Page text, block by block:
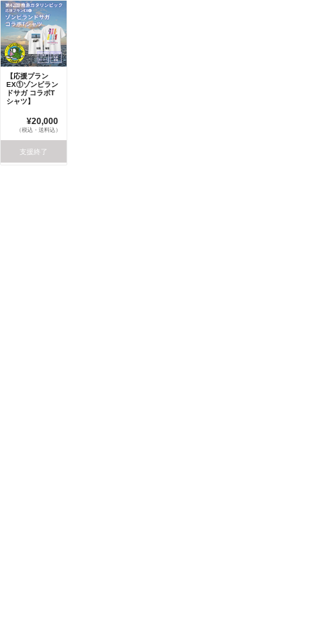
【応援プラン
EX①ゾンビラン
ドサガ コラボT
シャツ】
¥20,000
（税込・送料込）
支援終了